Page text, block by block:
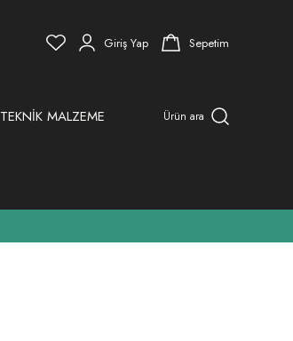
Giriş Yap Sepetim
TEKNİK MALZEME Ürün ara